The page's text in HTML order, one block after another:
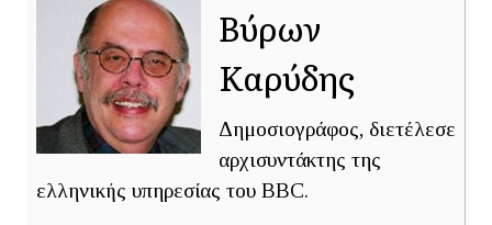
Βύρων
Καρύδης
Δημοσιογράφος, διετέλεσε
αρχισυντάκτης της
ελληνικής υπηρεσίας του BBC.